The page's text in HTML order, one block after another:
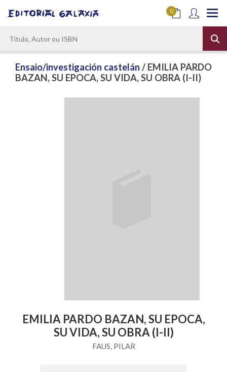
0
Ensaio/investigación castelán / EMILIA PARDO
BAZAN, SU EPOCA, SU VIDA, SU OBRA (I-II)
EMILIA PARDO BAZAN, SU EPOCA,
SU VIDA, SU OBRA (I-II)
FAUS, PILAR